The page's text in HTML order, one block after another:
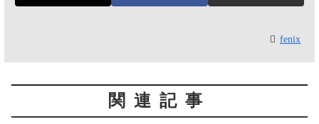
fenix
関連記事